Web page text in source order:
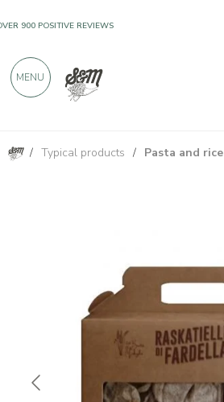
/ Typical products / Pasta and rice
Fardella pasta with ready tomato sauce
900 POSITIVE REVIEWS
MENU